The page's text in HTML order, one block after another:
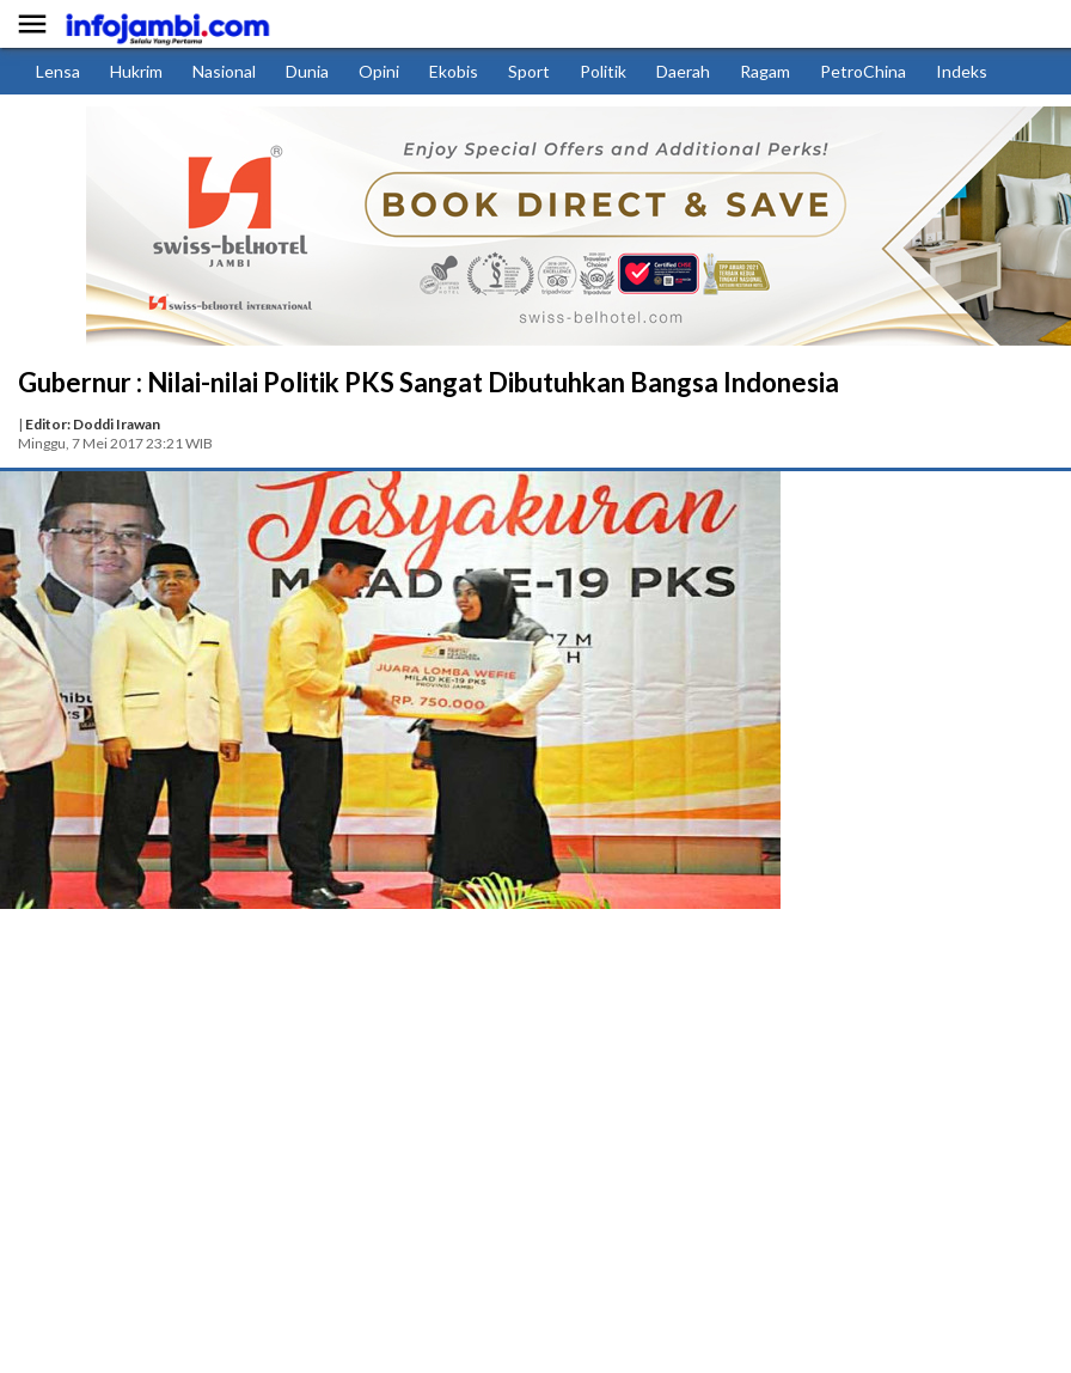

Lensa Hukrim Nasional Dunia Opini Ekobis Sport Politik Daerah Ragam PetroChina Indeks
Gubernur : Nilai-nilai Politik PKS Sangat Dibutuhkan Bangsa Indonesia
| Editor: Doddi Irawan
Minggu, 7 Mei 2017 23:21 WIB